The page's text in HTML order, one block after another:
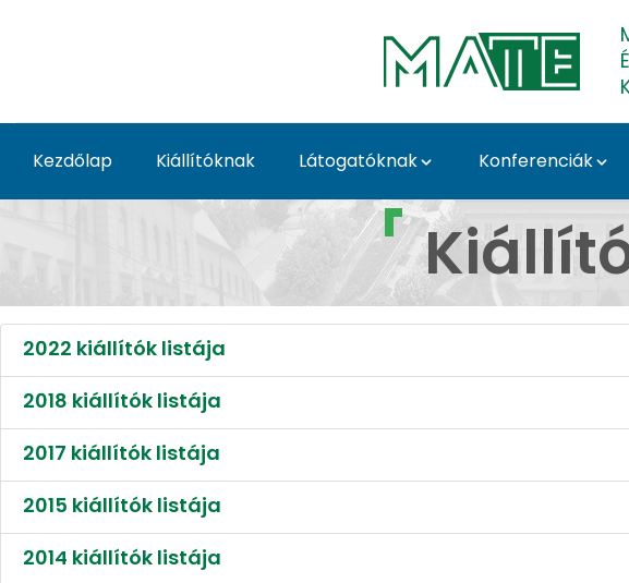
Kezdőlap Kiállítóknak Látogatóknak Konferenciák
Kiállítók (2010-2018) - MATE
2022 kiállítók listája
2018 kiállítók listája
2017 kiállítók listája
2015 kiállítók listája
2014 kiállítók listája